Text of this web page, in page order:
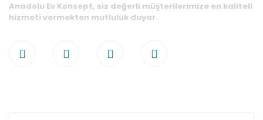
Anadolu Ev Konsept, siz değerli müşterilerimize en kaliteli
hizmeti vermekten mutluluk duyar.